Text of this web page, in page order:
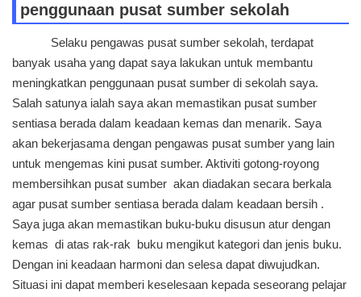
penggunaan pusat sumber sekolah
Selaku pengawas pusat sumber sekolah, terdapat
banyak usaha yang dapat saya lakukan untuk membantu
meningkatkan penggunaan pusat sumber di sekolah saya.
Salah satunya ialah saya akan memastikan pusat sumber
sentiasa berada dalam keadaan kemas dan menarik. Saya
akan bekerjasama dengan pengawas pusat sumber yang lain
untuk mengemas kini pusat sumber. Aktiviti gotong-royong
membersihkan pusat sumber akan diadakan secara berkala
agar pusat sumber sentiasa berada dalam keadaan bersih .
Saya juga akan memastikan buku-buku disusun atur dengan
kemas di atas rak-rak buku mengikut kategori dan jenis buku.
Dengan ini keadaan harmoni dan selesa dapat diwujudkan.
Situasi ini dapat memberi keselesaan kepada seseorang pelajar